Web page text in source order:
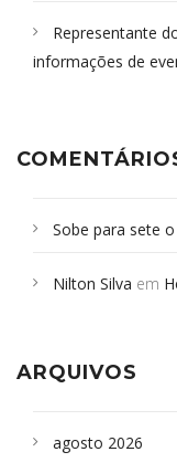
Representante
informações de
Sobe para sete
Nilton Silva em
ARQUIVOS
agosto 2026